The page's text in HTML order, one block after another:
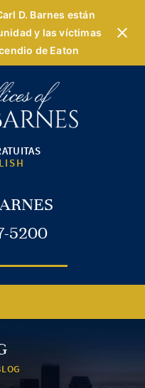
D. Barnes están
y las víctimas
de Eaton
5200